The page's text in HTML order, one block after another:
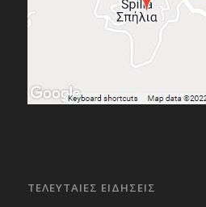
ΤΕΛΕΥΤΑΙΕΣ ΕΙΔΗΣΕΙΣ